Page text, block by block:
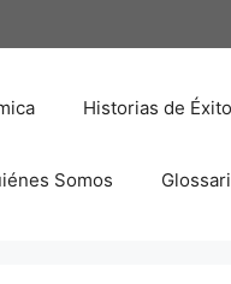
Historias de Éxito
Somos